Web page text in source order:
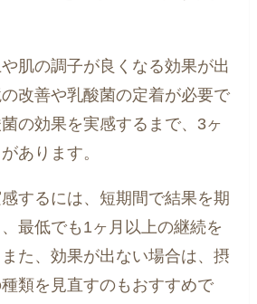
肌の調子が良くなる効果が出
改善や乳酸菌の定着が必要で
の効果を実感するまで、3ヶ
あります。
するには、短期間で結果を期
最低でも1ヶ月以上の継続を
た、効果が出ない場合は、摂
類を見直すのもおすすめで